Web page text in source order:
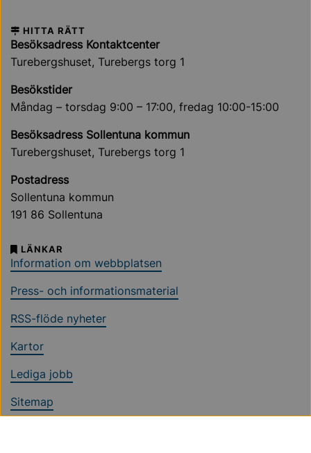
HITTA RÄTT
Besöksadress Kontaktcenter
Turebergshuset, Turebergs torg 1
Besökstider
Måndag – torsdag 9:00 – 17:00, fredag 10:00-15:00
Besöksadress Sollentuna kommun
Turebergshuset, Turebergs torg 1
Postadress
Sollentuna kommun
191 86 Sollentuna
LÄNKAR
Information om webbplatsen
Press- och informationsmaterial
RSS-flöde nyheter
Kartor
Lediga jobb
Sitemap